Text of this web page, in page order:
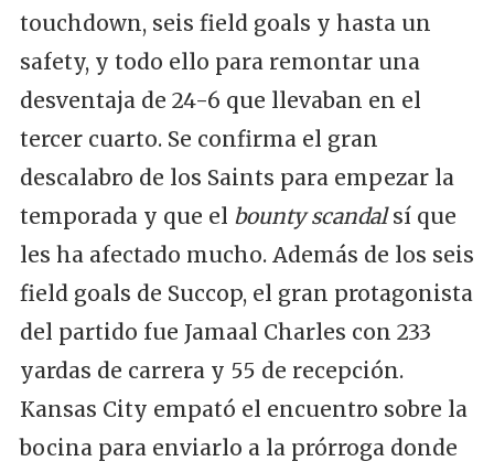
touchdown, seis field goals y hasta un
safety, y todo ello para remontar una
desventaja de 24-6 que llevaban en el
tercer cuarto. Se confirma el gran
descalabro de los Saints para empezar la
temporada y que el bounty scandalsí que
les ha afectado mucho. Además de los seis
field goals de Succop, el gran protagonista
del partido fue Jamaal Charles con 233
yardas de carrera y 55 de recepción.
Kansas City empató el encuentro sobre la
bocina para enviarlo a la prórroga donde